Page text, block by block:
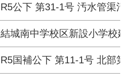
R5公下 第31-1号 汚水管渠清
結城南中学校区新設小学校
R5国補公下 第11-1号 北部